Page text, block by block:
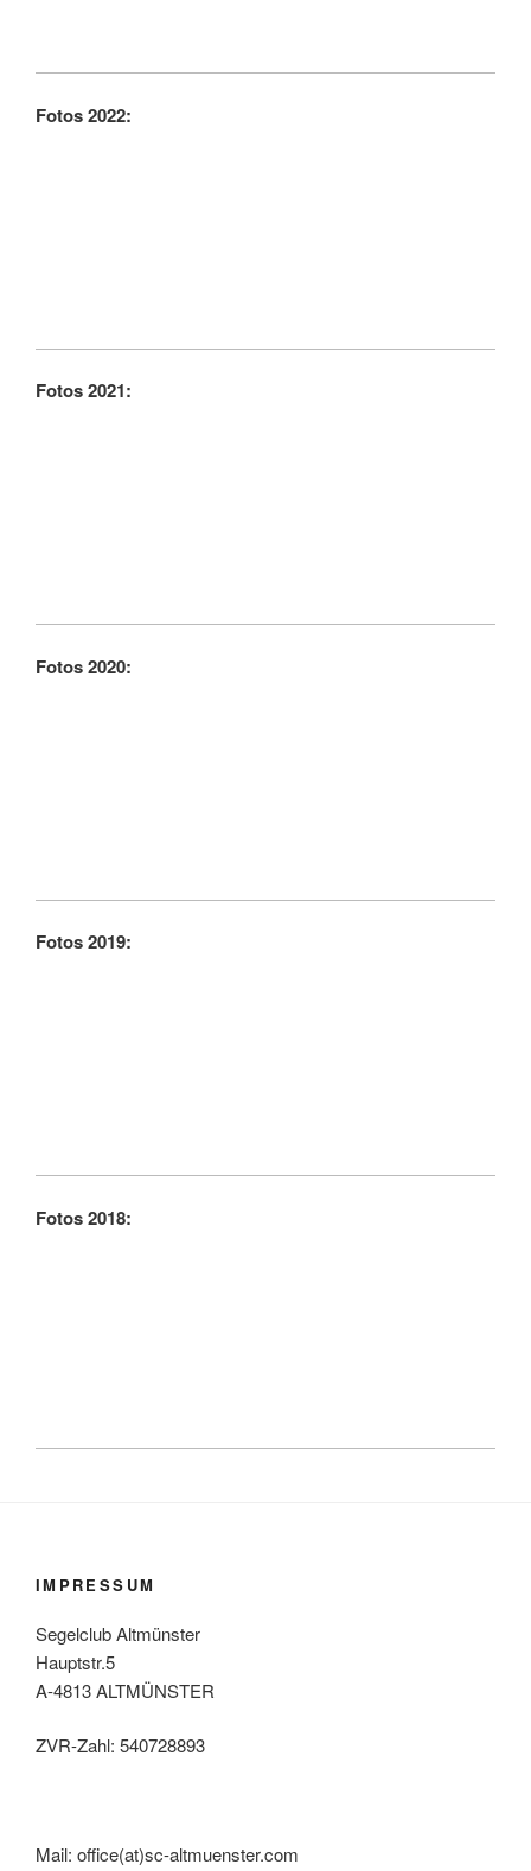
Fotos 2022:
Fotos 2021:
Fotos 2020:
Fotos 2019:
Fotos 2018:
IMPRESSUM
Segelclub Altmünster
Hauptstr.5
A-4813 ALTMÜNSTER
ZVR-Zahl: 540728893
Mail: office(at)sc-altmuenster.com